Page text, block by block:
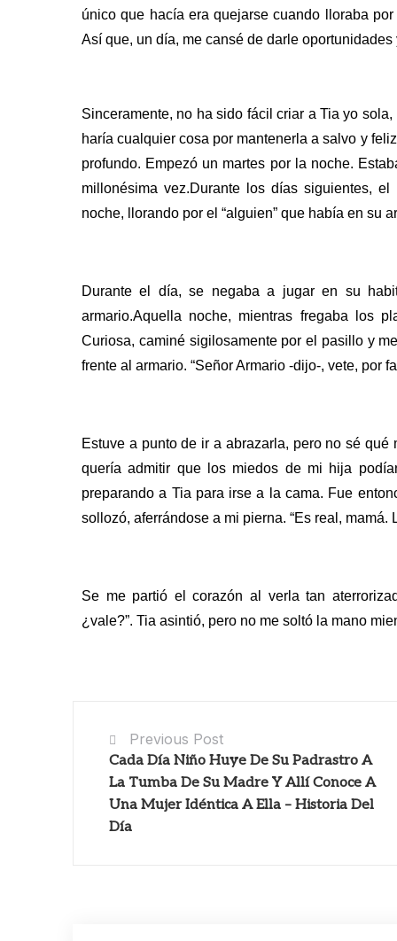
único que hacía era quejarse cuando lloraba
Así que, un día, me cansé de darle
Sinceramente, no ha sido fácil criar a Tia yo
haría cualquier cosa por mantenerla a salvo y
profundo. Empezó un martes por la noche.
millonésima vez.Durante los días siguientes,
noche, llorando por el “alguien” que había en su
Durante el día, se negaba a jugar en su
armario.Aquella noche, mientras fregaba los
Curiosa, caminé sigilosamente por el pasillo y
frente al armario. “Señor Armario -dijo-, vete, por
Estuve a punto de ir a abrazarla, pero no sé
quería admitir que los miedos de mi hija
preparando a Tia para irse a la cama. Fue
sollozó, aferrándose a mi pierna. “Es real, mamá.
Se me partió el corazón al verla tan
¿vale?”. Tia asintió, pero no me soltó la mano
Previous Post
Cada Día Niño Huye De Su Padrastro A
La Tumba De Su Madre Y Allí Conoce A
Una Mujer Idéntica A Ella – Historia Del
Día